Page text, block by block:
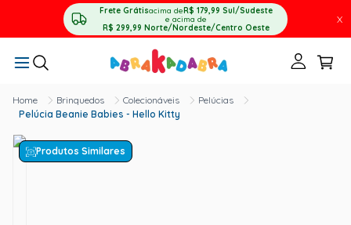
Frete Grátisacima deR$ 179,99 Sul/Sudeste
e acima de
R$ 299,99 Norte/Nordeste/Centro Oeste
X
Brinquedos Colecionáveis
Pelúcias
Pelúcia Beanie Babies - Hello Kitty
Produtos Similares